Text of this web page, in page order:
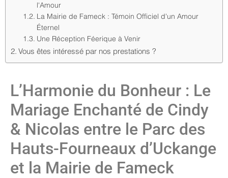
l'Amour
La Mairie de Fameck : Témoin Officiel d'un Amour
Éternel
Une Réception Féerique à Venir
Vous êtes intéressé par nos prestations ?
L’Harmonie du Bonheur : Le
Mariage Enchanté de Cindy
& Nicolas entre le Parc des
Hauts-Fourneaux d’Uckange
et la Mairie de Fameck